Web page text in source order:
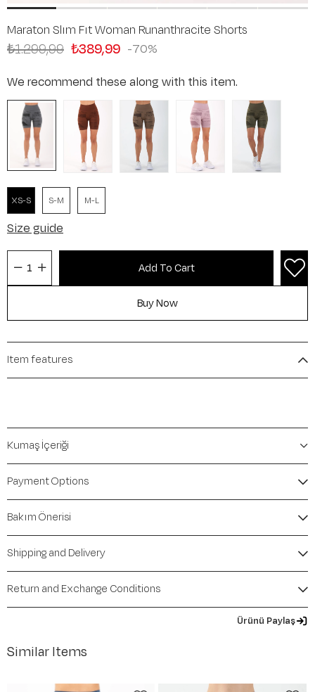
Maraton Slım Fıt Woman Runanthracite Shorts
70
₺1.299,99 ₺389,99
We recommend these along with this item.
XS-S S-M M-L
Size guide
Item features
Kumaş İçeriği
Payment Options
Bakım Önerisi
Shipping and Delivery
Return and Exchange Conditions
Ürünü Paylaş
Similar Items